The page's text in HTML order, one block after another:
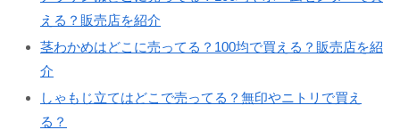
える？販売店を紹介
茎わかめはどこに売ってる？100均で買える？販売店を紹
介
しゃもじ立てはどこで売ってる？無印やニトリで買え
る？